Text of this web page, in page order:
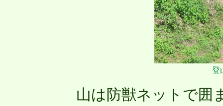
登
山は防獣ネットで囲